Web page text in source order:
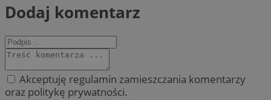
Dodaj komentarz
Akceptuję regulamin zamieszczania komentarzy
oraz politykę prywatności.